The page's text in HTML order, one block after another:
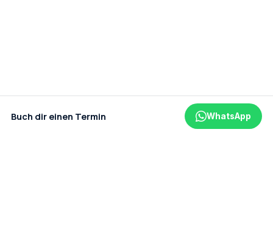
Buch dir einen Termin WhatsApp